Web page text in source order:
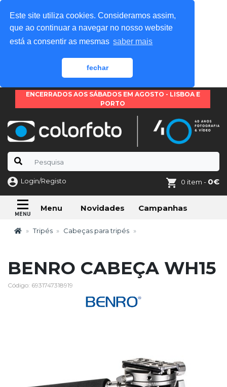
Este site utiliza cookies. Consideramos assim,
que ao continuar a navegar no nosso website
está a consentir as mesmas saber mais
fechar
ENCERRADOS AOS SÁBADOS EM AGOSTO - LISBOA E
PORTO
Login/Registo 0 item - 0€
Menu Novidades Campanhas
Tripés Cabeças para tripés
BENRO CABEÇA WH15
Código: 6931747318919